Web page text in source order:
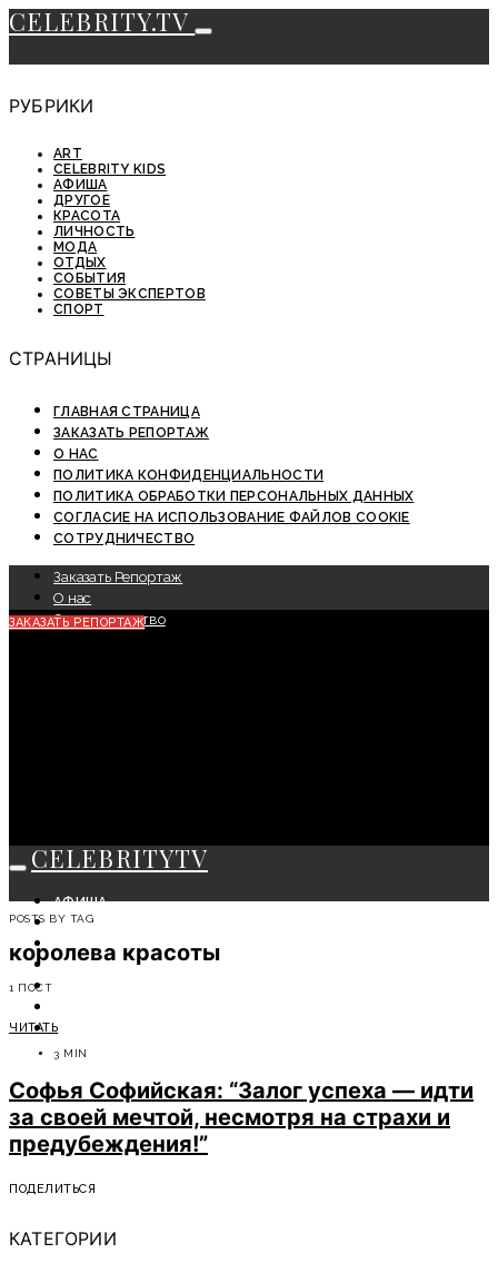
CELEBRITY.TV
РУБРИКИ
ART
CELEBRITY KIDS
АФИША
ДРУГОЕ
КРАСОТА
ЛИЧНОСТЬ
МОДА
ОТДЫХ
СОБЫТИЯ
СОВЕТЫ ЭКСПЕРТОВ
СПОРТ
СТРАНИЦЫ
ГЛАВНАЯ СТРАНИЦА
ЗАКАЗАТЬ РЕПОРТАЖ
О НАС
ПОЛИТИКА КОНФИДЕНЦИАЛЬНОСТИ
ПОЛИТИКА ОБРАБОТКИ ПЕРСОНАЛЬНЫХ ДАННЫХ
СОГЛАСИЕ НА ИСПОЛЬЗОВАНИЕ ФАЙЛОВ COOKIE
СОТРУДНИЧЕСТВО
Заказать Репортаж
О нас
Сотрудничество
ЗАКАЗАТЬ РЕПОРТАЖ
CELEBRITYTV
АФИША
СОБЫТИЯ
КРАСОТА
МОДА
СОВЕТЫ ЭКСПЕРТОВ
POSTS BY TAG
королева красоты
1 ПОСТ
ЧИТАТЬ
3 MIN
Софья Софийская: “Залог успеха — идти
за своей мечтой, несмотря на страхи и
предубеждения!”
ПОДЕЛИТЬСЯ
КАТЕГОРИИ